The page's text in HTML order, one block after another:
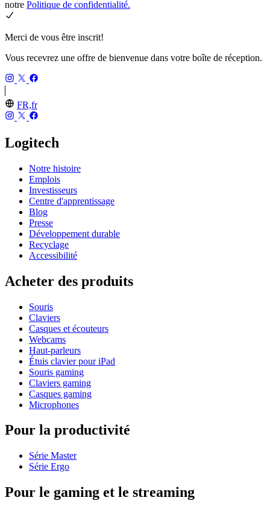
notre Politique de confidentialité.
Merci de vous être inscrit!
Vous recevrez une offre de bienvenue dans votre boîte de réception.
FR,fr
Logitech
Notre histoire
Emplois
Investisseurs
Centre d'apprentissage
Blog
Presse
Développement durable
Recyclage
Accessibilité
Acheter des produits
Souris
Claviers
Casques et écouteurs
Webcams
Haut-parleurs
Étuis clavier pour iPad
Souris gaming
Claviers gaming
Casques gaming
Microphones
Pour la productivité
Série Master
Série Ergo
Pour le gaming et le streaming